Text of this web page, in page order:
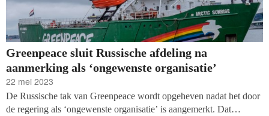
Greenpeace sluit Russische afdeling na
aanmerking als ‘ongewenste organisatie’
22 mei 2023
De Russische tak van Greenpeace wordt opgeheven nadat het door
de regering als ‘ongewenste organisatie’ is aangemerkt. Dat